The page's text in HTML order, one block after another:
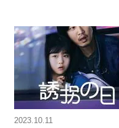
2023.10.11